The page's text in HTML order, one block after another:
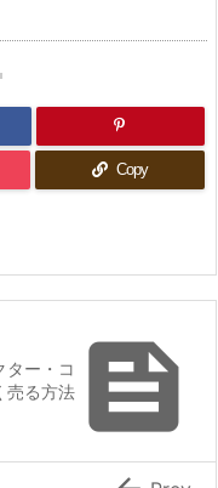
Copy

ター・コ
売る方法